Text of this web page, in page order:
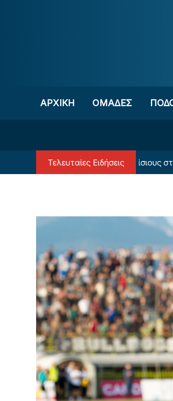
ΑΡΧΙΚΗ OΜΑΔΕΣ
Τελευταίες Ειδήσεις
Ανατροπή με τον Βινίσιους στη Ρεάλ!